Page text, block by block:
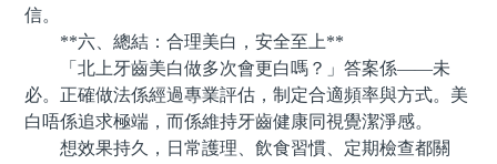
信。
**六、總結：合理美白，安全至上**
「北上牙齒美白做多次會更白嗎？」答案係——未
必。正確做法係經過專業評估，制定合適頻率與方式。美
白唔係追求極端，而係維持牙齒健康同視覺潔淨感。
想效果持久，日常護理、飲食習慣、定期檢查都關